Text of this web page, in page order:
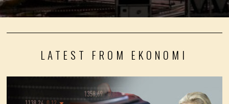
LATEST FROM EKONOMI